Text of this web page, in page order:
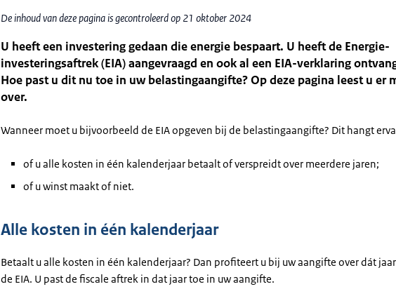
De inhoud van deze pagina is gecontroleerd op 21 oktober 2024
U heeft een investering gedaan die energie bespaart. U heeft de Energie-
investeringsaftrek (EIA) aangevraagd en ook al een EIA-verklaring
Hoe past u dit nu toe in uw belastingaangifte? Op deze pagina leest u er
over.
Wanneer moet u bijvoorbeeld de EIA opgeven bij de belastingaangifte? Dit hangt
of u alle kosten in één kalenderjaar betaalt of verspreidt over meerdere jaren;
of u winst maakt of niet.
Alle kosten in één kalenderjaar
Betaalt u alle kosten in één kalenderjaar? Dan profiteert u bij uw aangifte over dát
de EIA. U past de fiscale aftrek in dat jaar toe in uw aangifte.